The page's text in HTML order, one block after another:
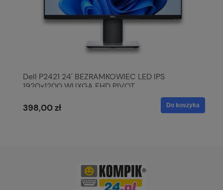
Dell P2421 24' BEZRAMKOWIEC LED IPS
1920x1200 WUXGA FHD PIVOT
398,00 zł Do koszyka